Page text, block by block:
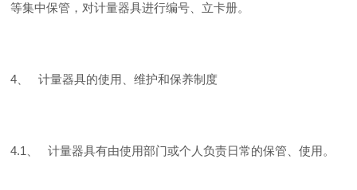
等集中保管，对计量器具进行编号、立卡册。
4、 计量器具的使用、维护和保养制度
4.1、 计量器具有由使用部门或个人负责日常的保管、使用。